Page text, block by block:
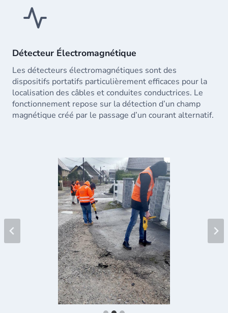
Détecteur Électromagnétique
Les détecteurs électromagnétiques sont des
dispositifs portatifs particulièrement efficaces pour la
localisation des câbles et conduites conductrices. Le
fonctionnement repose sur la détection d’un champ
magnétique créé par le passage d’un courant alternatif.
Détection vloc3Pro
vloc3pro recepteur et générateur